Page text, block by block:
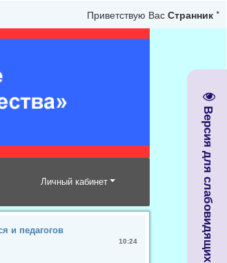
Версия для слабовидящих
Приветствую Вас Странник *
Личный кабинет
и педагогов
10:24